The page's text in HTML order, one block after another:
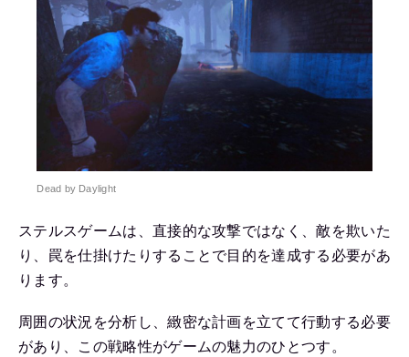
Dead by Daylight
ステルスゲームは、直接的な攻撃ではなく、敵を欺いた
り、罠を仕掛けたりすることで目的を達成する必要があ
ります。
周囲の状況を分析し、緻密な計画を立てて行動する必要
があり、この戦略性がゲームの魅力のひとつす。